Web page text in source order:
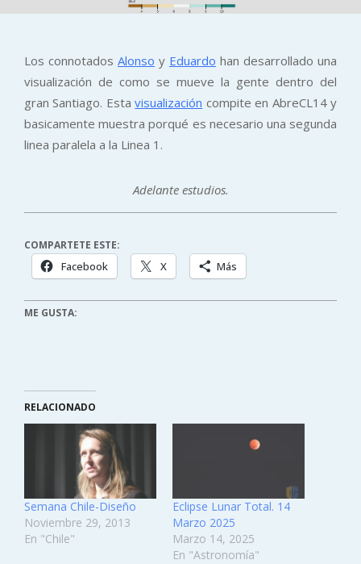
Los connotados Alonso y Eduardo han desarrollado una
visualización de como se mueve la gente dentro del
gran Santiago. Estavisualización compite en AbreCL14 y
basicamente muestra porqué es necesario una segunda
linea paralela a la Linea 1.
Adelante estudios.
COMPARTETE ESTE:
Facebook X Más
ME GUSTA:
RELACIONADO
Semana Chile-Diseño
Noviembre 29, 2013
En "Chile"
Eclipse Lunar Total. 14
Marzo 2025
Marzo 14, 2025
En "Astronomía"